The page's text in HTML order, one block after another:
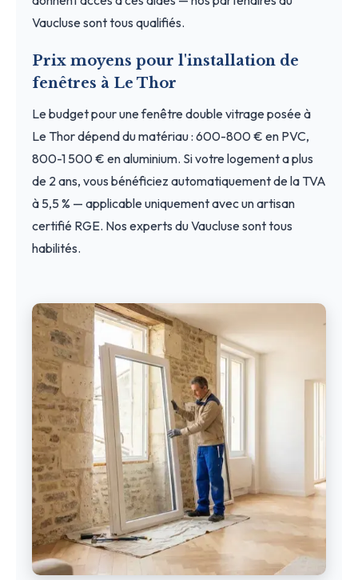
Vaucluse sont tous qualifiés.
Prix moyens pour l'installation de
fenêtres à Le Thor
Le budget pour une fenêtre double vitrage posée à
Le Thor dépend du matériau : 600-800 € en PVC,
800-1 500 € en aluminium. Si votre logement a plus
de 2 ans, vous bénéficiez automatiquement de la TVA
à 5,5 % — applicable uniquement avec un artisan
certifié RGE. Nos experts du Vaucluse sont tous
habilités.